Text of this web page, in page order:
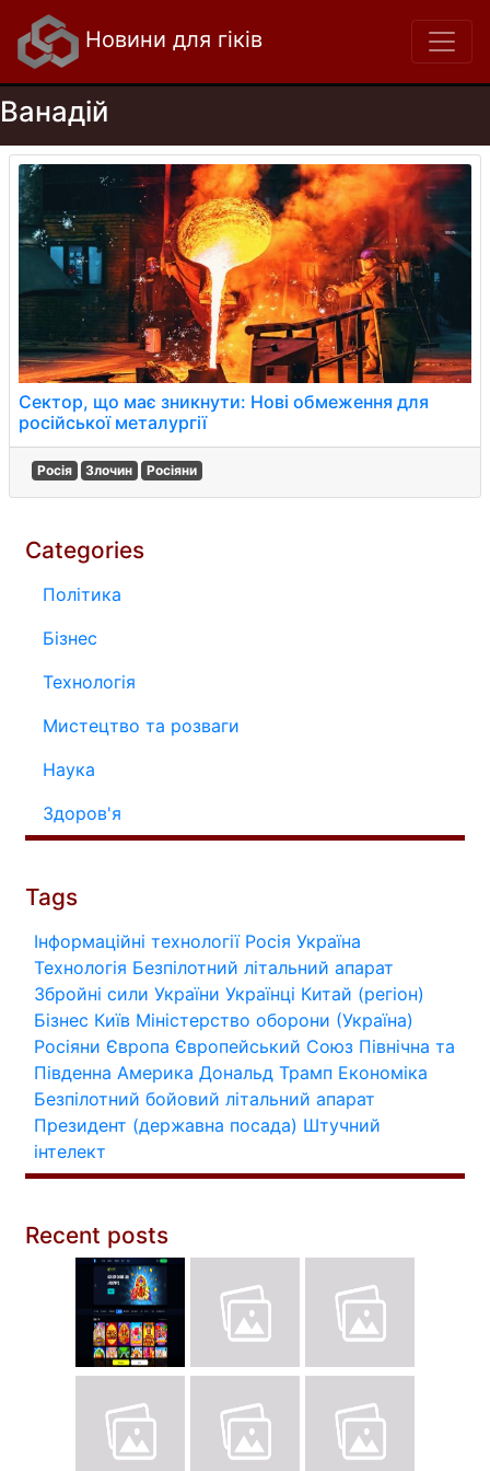
Новини для гіків
Ванадій
Сектор, що має зникнути: Нові обмеження для
російської металургії
Росія Злочин Росіяни
Categories
Політика
Бізнес
Технологія
Мистецтво та розваги
Наука
Здоров'я
Tags
Інформаційні технології Росія Україна
Технологія Безпілотний літальний апарат
Збройні сили України Українці Китай (регіон)
Бізнес Київ Міністерство оборони (Україна)
Росіяни Європа Європейський Союз Північна та
Південна Америка Дональд Трамп Економіка
Безпілотний бойовий літальний апарат
Президент (державна посада) Штучний
інтелект
Recent posts